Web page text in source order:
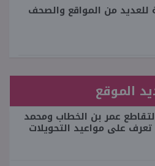
للعديد من المواقع والصحف
الموقع
عمر بن الخطاب ومحمد
تعرف على مواعيد التحويلات